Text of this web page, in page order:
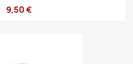
9,50 €